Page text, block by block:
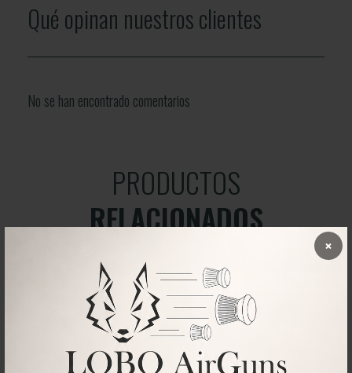
×
Qué opinan nuestros clientes
No se han encontrado comentarios
PRODUCTOS
RELACIONADOS
6%